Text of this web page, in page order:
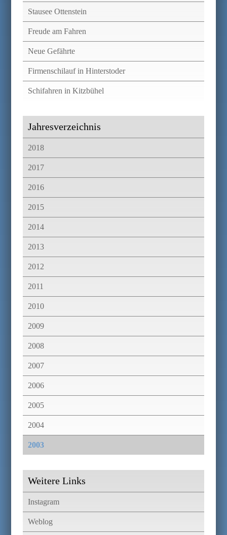
Jahresverzeichnis
2018
2017
2016
2015
2014
2013
2012
2011
2010
2009
2008
2007
2006
2005
2004
2003
Weitere Links
Instagram
Weblog
Stausee Ottenstein
Freude am Fahren
Neue Gefährte
Firmenschilauf in Hinterstoder
Schifahren in Kitzbühel